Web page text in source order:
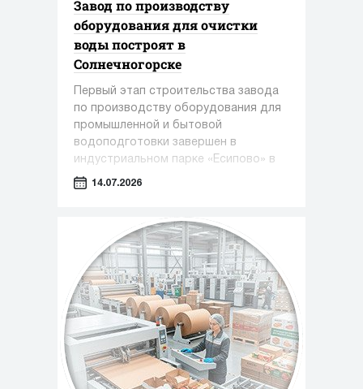
Завод по производству
оборудования для очистки
воды построят в
Солнечногорске
Первый этап строительства завода
по производству оборудования для
промышленной и бытовой
водоподготовки завершен в
индустриальном парке «Есипово» в
Солнечногорском округе.
14.07.2026